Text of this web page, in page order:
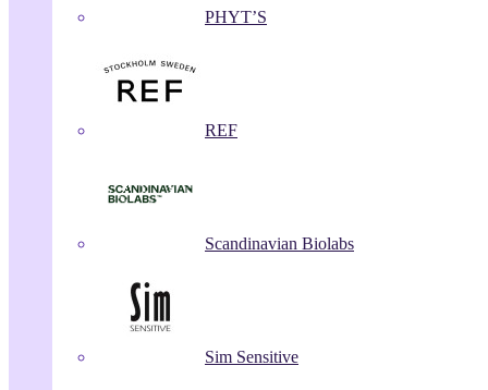
PHYT’S
REF
Scandinavian Biolabs
Sim Sensitive